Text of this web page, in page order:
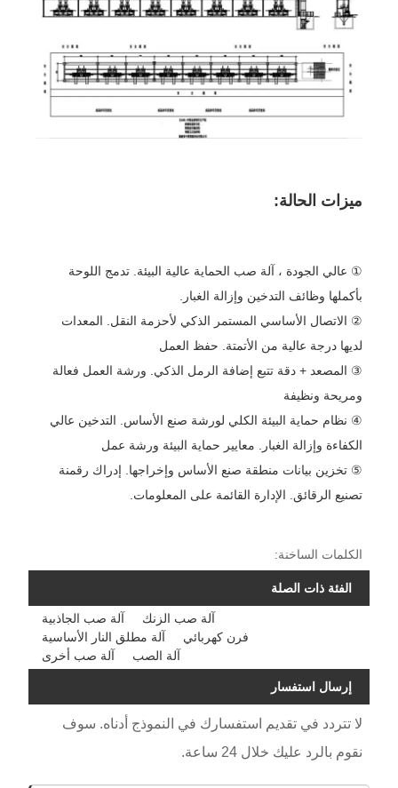
ميزات الحالة:
① عالي الجودة ، آلة صب الحماية عالية البيئة. تدمج اللوحة
بأكملها وظائف التدخين وإزالة الغبار.
② الاتصال الأساسي المستمر الذكي لأحزمة النقل. المعدات
لديها درجة عالية من الأتمتة. حفظ العمل
③ المصعد + دقة تتبع إضافة الرمل الذكي. ورشة العمل فعالة
ومريحة ونظيفة
④ نظام حماية البيئة الكلي لورشة صنع الأساس. التدخين عالي
الكفاءة وإزالة الغبار. معايير حماية البيئة ورشة عمل
⑤ تخزين بيانات منطقة صنع الأساس وإخراجها. إدراك رقمنة
تصنيع الرقائق. الإدارة القائمة على المعلومات.
الكلمات الساخنة:
الفئة ذات الصلة
آلة صب الجاذبية
آلة صب الزنك
آلة مطلق النار الأساسية
فرن كهربائي
آلة صب أخرى
آلة الصب
إرسال استفسار
لا تتردد في تقديم استفسارك في النموذج أدناه. سوف
نقوم بالرد عليك خلال 24 ساعة.